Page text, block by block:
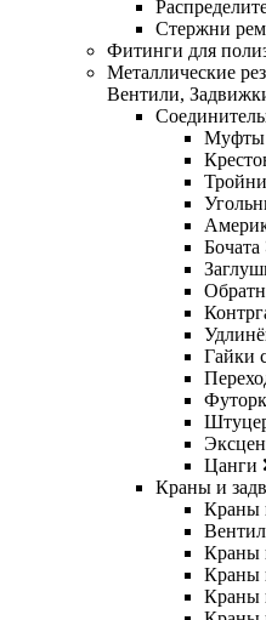
Стержни
Фитинги для
Металлические
Вентили,
Муфты
Бочата
Гайки
Цанги
Краны и
Краны
Краны
Краны
Краны